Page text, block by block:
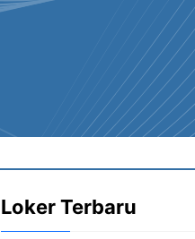
Loker Terbaru